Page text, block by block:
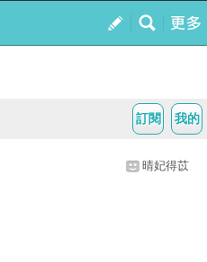
我的
訂閱
晴妃得苡